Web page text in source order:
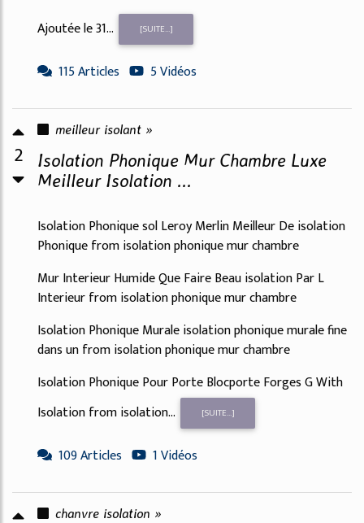
Ajoutée le 31...
[SUITE...]
115 Articles 5 Vidéos
2
meilleur isolant »
Isolation Phonique Mur Chambre Luxe
Meilleur Isolation ...
Isolation Phonique sol Leroy Merlin Meilleur De isolation
Phonique from isolation phonique mur chambre
Mur Interieur Humide Que Faire Beau isolation Par L
Interieur from isolation phonique mur chambre
Isolation Phonique Murale isolation phonique murale fine
dans un from isolation phonique mur chambre
Isolation Phonique Pour Porte Blocporte Forges G With
Isolation from isolation...
[SUITE...]
109 Articles 1 Vidéos
chanvre isolation »